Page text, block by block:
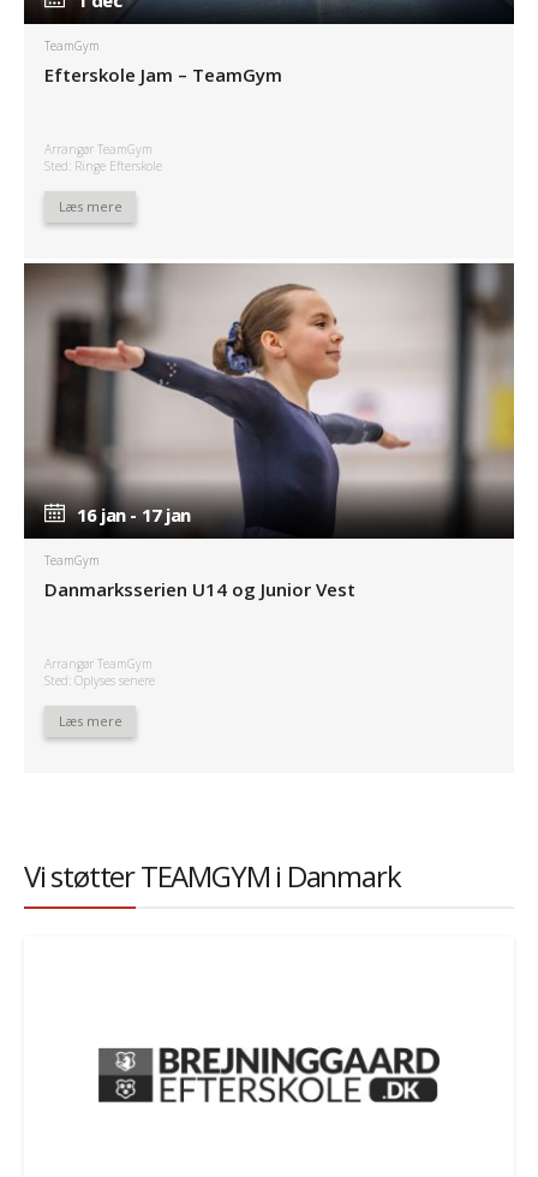
TeamGym
Efterskole Jam – TeamGym
Arrangør TeamGym
Sted: Ringe Efterskole
Læs mere
16 jan - 17 jan
16 jan - 17 jan
TeamGym
Danmarksserien U14 og Junior Vest
Arrangør TeamGym
Sted: Oplyses senere
Læs mere
Vi støtter TEAMGYM i Danmark